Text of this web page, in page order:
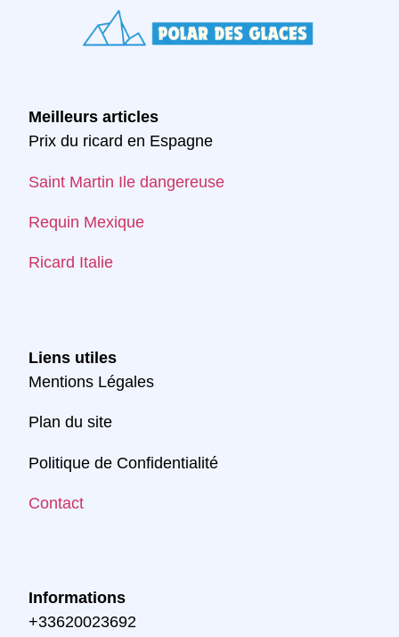
Meilleurs articles
Prix du ricard en Espagne
Saint Martin Ile dangereuse
Requin Mexique
Ricard Italie
Liens utiles
Mentions Légales
Plan du site
Politique de Confidentialité
Contact
Informations
+33620023692